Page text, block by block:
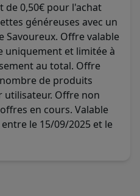
0,50€ pour l'achat
généreuses avec un
Savoureux. Offre valable
uniquement et limitée à
au total. Offre
de produits
Offre non
en cours. Valable
le 15/09/2025 et le